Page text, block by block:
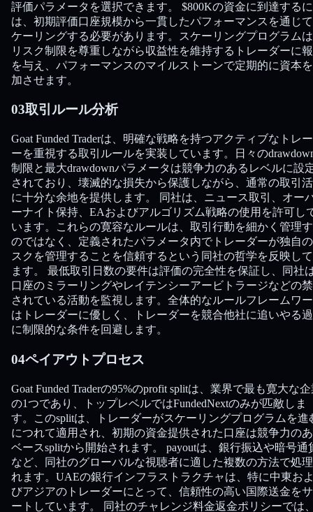
評価パラメータを選択できます。 $800Kの資金に到達するに
は、初期評価口座規模から一貫したパフォーマンスを通じ
ケーリングする必要があります。スケーリングプログラム
リスク制限を尊重しながら収益性を維持するトレーダーに
を与え、パフォーマンスのマイルストーンで定期的に資本
加させます。
03取引ルール分析
Goat Funded Traderは、明確な戦略を持つアクティブなトレ
ーを重視する取引ルールを実装しています。日々の
制限と最大drawdownパラメータは競争力のあるレベルに設
されており、壊滅的な損失から保護しながら、通常の取引
に十分な余地を提供します。 同社は、ニュース取引、オー
ーナイト保持、EAおよびアルゴリズム戦略の使用を許可し
います。これらの寛容なルールは、取引行動を細かく管理
のではなく、定義されたパラメータ内でトレーダーが独自
スクを管理することを信頼するという同社の哲学を反映し
ます。 最低取引日数の要件は評価の完全性を保証し、同社
口座のミラーリングやレイテンシーアービトラージなどの
されている活動を監視します。全体的なルールフレームワ
はトレーダーに優しく、トレーダーを競合他社に追いやる
に制限的な条件を回避します。
04ペイアウトプロセス
Goat Funded Traderの95%のprofit splitは、業界で最も寛大な
の1つであり、トップレベルではFundedNextのみが匹敵しま
す。このsplitは、トレーダーがスケーリングプログラムを進
につれて適用され、初期の資金提供された口座は競争力の
ベースsplitから開始されます。 payoutは、銀行振込や暗号通
など、同社のグローバルな視聴者に適した複数の方法で処
れます。UAEの銀行インフラストラクチャは、特に中東お
びアジアのトレーダーにとって、信頼性の高い国際送金を
ートしています。 同社のチャレンジ料金返金ポリシーでは